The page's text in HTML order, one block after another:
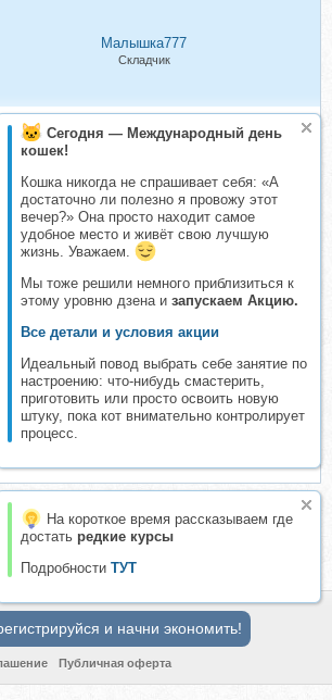
Сегодня — Международный день
кошек!
Кошка никогда не спрашивает себя: «А
достаточно ли полезно я провожу этот
вечер?» Она просто находит самое
удобное место и живёт свою лучшую
жизнь. Уважаем.
Мы тоже решили немного приблизиться к
этому уровню дзена и запускаем Акцию.
Все детали и условия акции
Идеальный повод выбрать себе занятие по
настроению: что-нибудь смастерить,
приготовить или просто освоить новую
штуку, пока кот внимательно контролирует
процесс.
На короткое время рассказываем где
достать редкие курсы
Подробности ТУТ
Малышка777
Складчик
от страхов" Анны Горбуновой!
затрагиваются самые болезненные и
т.ч. страх болезни, смерти, осуждения,
а также автор дает действенные
смертельных болезней!
только
пользователям.
тем, кто привык идти в глубину,
опыт, становясь цельнее
Удаление мешков и жира вокруг глаз|
система | Respiratory System:
Restore & Rejuvenate
конфиденциальности
Публичная оферта
и начни экономить!